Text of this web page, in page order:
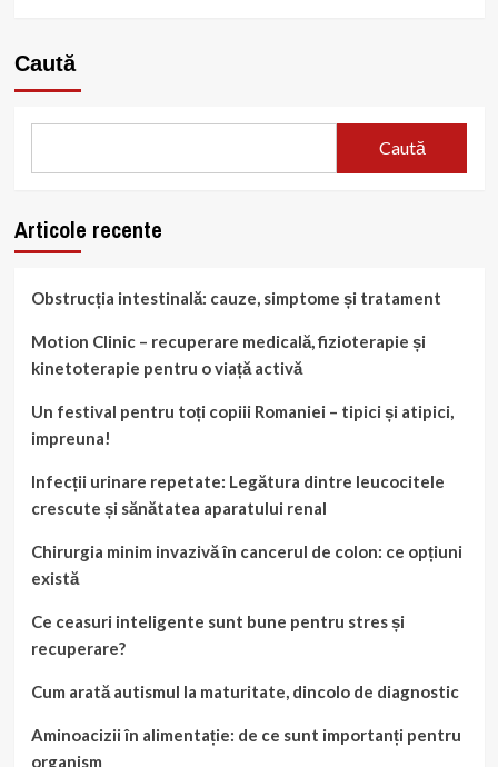
Caută
Caută
Articole recente
Obstrucția intestinală: cauze, simptome și tratament
Motion Clinic – recuperare medicală, fizioterapie și
kinetoterapie pentru o viață activă
Un festival pentru toți copiii Romaniei – tipici și atipici,
impreuna!
Infecții urinare repetate: Legătura dintre leucocitele
crescute și sănătatea aparatului renal
Chirurgia minim invazivă în cancerul de colon: ce opțiuni
există
Ce ceasuri inteligente sunt bune pentru stres și
recuperare?
Cum arată autismul la maturitate, dincolo de diagnostic
Aminoacizii în alimentație: de ce sunt importanți pentru
organism